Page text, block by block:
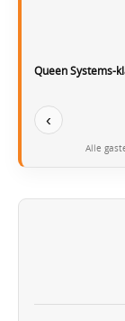
Queen Systems-
‹
Alle